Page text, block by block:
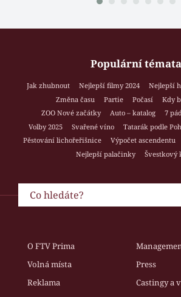
Populární témata
Jak zhubnout Nejlepší filmy 2024 Nejlepší
Změna času
Partie Počasí
Kdy
ZOO Nové začátky
Auto – katalog
7
Volby 2025
Svařené víno Tatarák podle
Pěstování lichořeřišnice
Výpočet ascendentu
Nejlepší palačinky
Švestkový
O FTV Prima
Volná místa
Press
Reklama
Castingy a